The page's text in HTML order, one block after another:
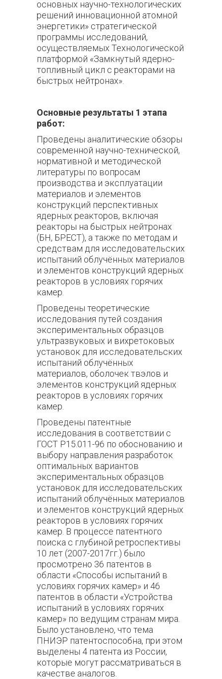
основных научно-технологических
решений инновационной атомной
энергетики» стратегической
программы исследований,
осуществляемых Технологической
платформой «Замкнутый ядерно-
топливный цикл с реакторами на
быстрых нейтронах».
Основные результаты 1 этапа
работ:
Проведены аналитические обзоры
современной научно-технической,
нормативной и методической
литературы по вопросам
производства и эксплуатации
материалов и элементов
конструкций перспективных
ядерных реакторов, включая
реакторы на быстрых нейтронах
(БН, БРЕСТ), а также по методам и
средствам для исследовательских
испытаний облучённых материалов
и элементов конструкций ядерных
реакторов в условиях горячих
камер.
Проведены теоретические
исследования путей создания
экспериментальных образцов
ультразвуковых и вихретоковых
установок для исследовательских
испытаний облучённых
материалов, оболочек твэлов и
элементов конструкций ядерных
реакторов в условиях горячих
камер.
Проведены патентные
исследования в соответствии с
ГОСТ Р15.011-96 по обоснованию и
выбору направления разработок
оптимальных вариантов
экспериментальных образцов
установок для исследовательских
испытаний облучённых материалов
и элементов конструкций ядерных
реакторов в условиях горячих
камер. В процессе патентного
поиска с глубиной ретроспективы
10 лет (2007-2017гг.) было
просмотрено 36 патентов в
области «Способы испытаний в
условиях горячих камер» и 46
патентов в области «Устройства
испытаний в условиях горячих
камер» по ведущим странам мира.
Было установлено, что тема
ПНИЭР патентоспособна, при этом
выделены 4 патента из России,
которые могут рассматриваться в
качестве аналогов.